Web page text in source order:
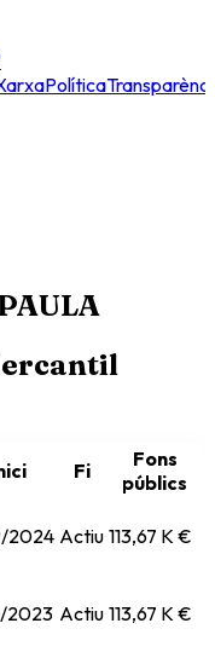
Política
Fi
Fons
públics
2024 Actiu 113,67 K €
2023 Actiu 113,67 K €